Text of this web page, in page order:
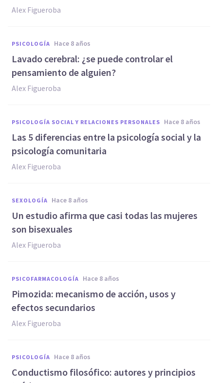
Alex Figueroba
PSICOLOGÍA hace 8 años
Lavado cerebral: ¿se puede controlar el
pensamiento de alguien?
Alex Figueroba
PSICOLOGÍA SOCIAL Y RELACIONES PERSONALES hace 8 años
Las 5 diferencias entre la psicología social y la
psicología comunitaria
Alex Figueroba
SEXOLOGÍA hace 8 años
Un estudio afirma que casi todas las mujeres
son bisexuales
Alex Figueroba
PSICOFARMACOLOGÍA hace 8 años
Pimozida: mecanismo de acción, usos y
efectos secundarios
Alex Figueroba
PSICOLOGÍA hace 8 años
Conductismo filosófico: autores y principios